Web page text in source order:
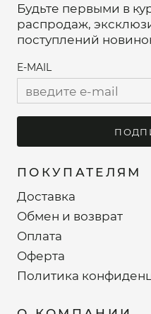
ПОКУПАТЕЛЯМ
Доставка
Обмен и возврат
Оплата
Оферта
Политика
Будьте первыми в
распродаж,
поступлений
E-MAIL